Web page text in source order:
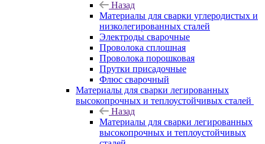
Назад
Материалы для сварки углеродистых и
низколегированных сталей
Электроды сварочные
Проволока сплошная
Проволока порошковая
Прутки присадочные
Флюс сварочный
Материалы для сварки легированных
высокопрочных и теплоустойчивых сталей
Назад
Материалы для сварки легированных
высокопрочных и теплоустойчивых